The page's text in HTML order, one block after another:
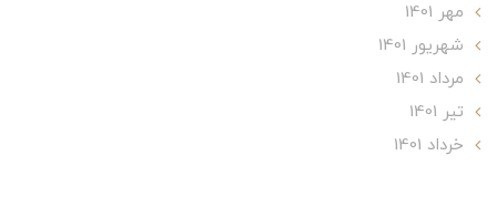
مهر 1401
شهریور 1401
مرداد 1401
تير 1401
خرداد 1401